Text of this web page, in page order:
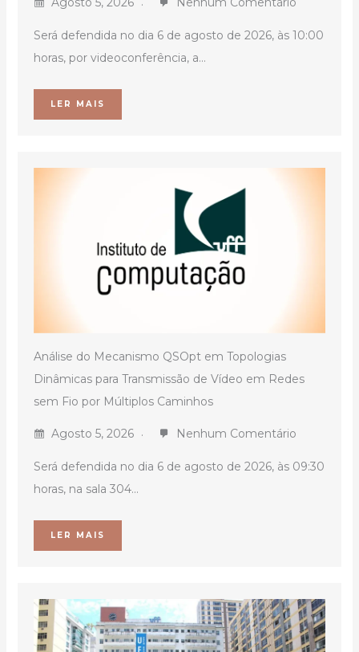
Será defendida no dia 6 de agosto de 2026, às 10:00
horas, por videoconferência, a...
LER MAIS
Análise do Mecanismo QSOpt em Topologias
Dinâmicas para Transmissão de Vídeo em Redes
sem Fio por Múltiplos Caminhos
Agosto 5, 2026 Nenhum Comentário
Será defendida no dia 6 de agosto de 2026, às 09:30
horas, na sala 304...
LER MAIS